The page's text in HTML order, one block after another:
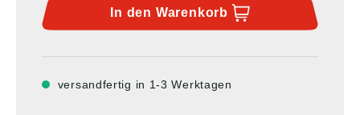
In den Warenkorb
versandfertig in 1-3 Werktagen